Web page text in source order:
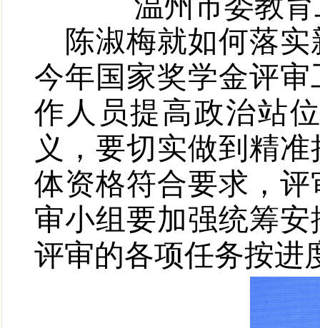
陈淑梅就如何落
今年国家奖学金评审
作人员提高政治站
义 ，要切实做到精准
体资格符合要求 ，评
审小组要加强统筹安
评审的各项任务按进